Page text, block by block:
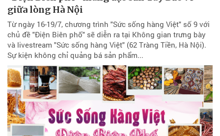
giữa lòng Hà Nội
Từ ngày 16-19/7, chương trình "Sức sống hàng Việt" số 9 với
chủ đề "Điện Biên phố" sẽ diễn ra tại Không gian trưng bày
và livestream "Sức sống hàng Việt" (62 Tràng Tiền, Hà Nội).
Sự kiện không chỉ quảng bá sản phẩm...